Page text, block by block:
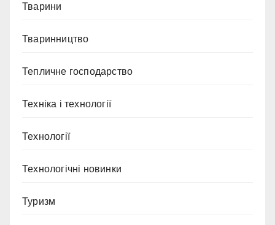
Тварини
Тваринництво
Тепличне господарство
Техніка і технології
Технології
Технологічні новинки
Туризм